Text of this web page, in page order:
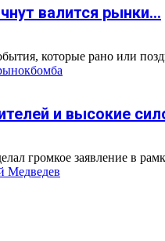
валится рынки…
которые рано или
бомба
и высокие
громкое заявление в
Медведев